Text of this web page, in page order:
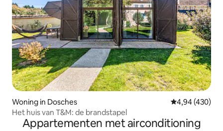
Woning in Dosches Gemiddelde
4,94 (430)
Het huis van T&M: de brandstapel
Appartementen met airconditioning